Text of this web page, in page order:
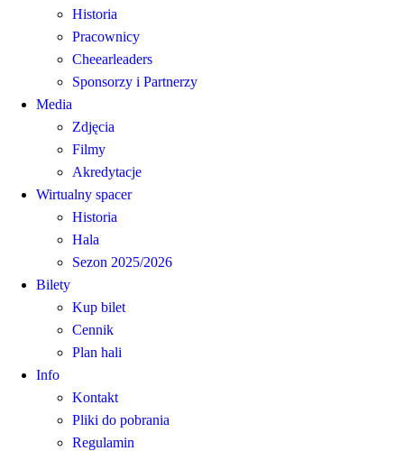
Historia
Pracownicy
Cheearleaders
Sponsorzy i Partnerzy
Media
Zdjęcia
Filmy
Akredytacje
Wirtualny spacer
Historia
Hala
Sezon 2025/2026
Bilety
Kup bilet
Cennik
Plan hali
Info
Kontakt
Pliki do pobrania
Regulamin